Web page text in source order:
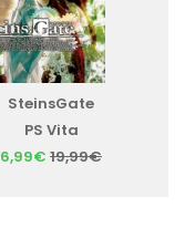
SteinsGate
PS Vita
6,99€ 19,99€